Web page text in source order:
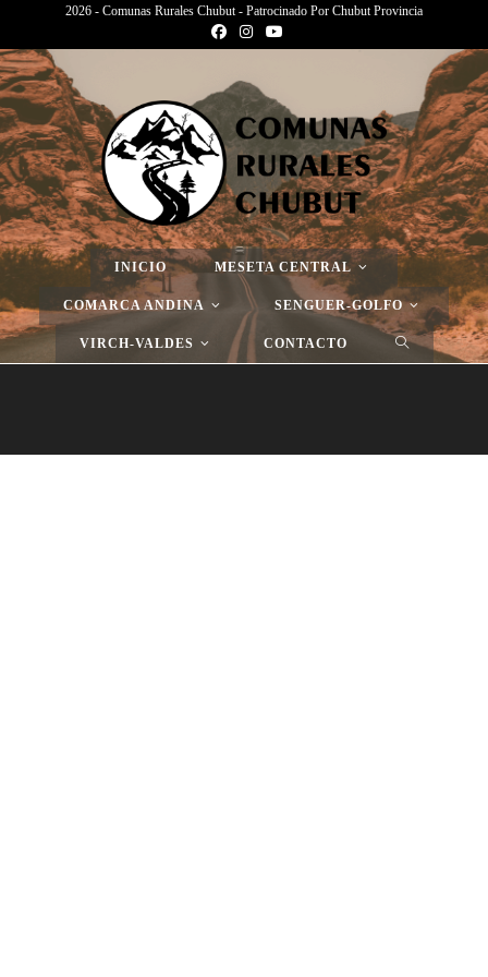
2026 - Comunas Rurales Chubut - Patrocinado Por Chubut Provincia
INICIO MESETA CENTRAL
COMARCA ANDINA SENGUER-GOLFO
VIRCH-VALDES CONTACTO
Página Nueva
> Página Nueva > Página Nueva